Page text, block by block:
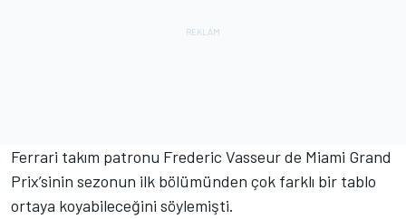
Ferrari takım patronu Frederic Vasseur de Miami Grand
Prix’sinin sezonun ilk bölümünden çok farklı bir tablo
ortaya koyabileceğini söylemişti.